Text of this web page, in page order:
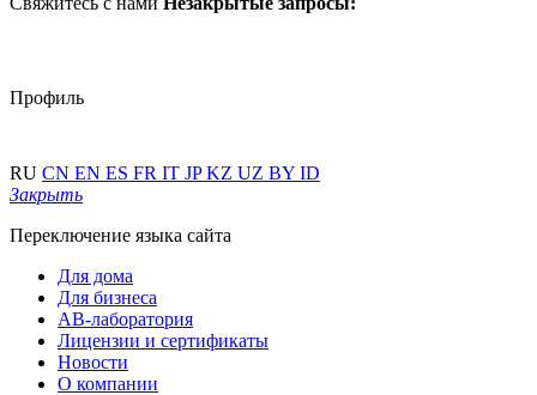
Профиль
RU CN EN ES FR IT JPKZ UZ BY ID
Закрыть
Переключение языка сайта
Для дома
Для бизнеса
АВ-лаборатория
Лицензии и сертификаты
Новости
О компании